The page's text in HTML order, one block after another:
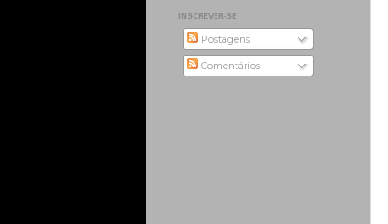
INSCREVER-SE
Postagens
Comentários